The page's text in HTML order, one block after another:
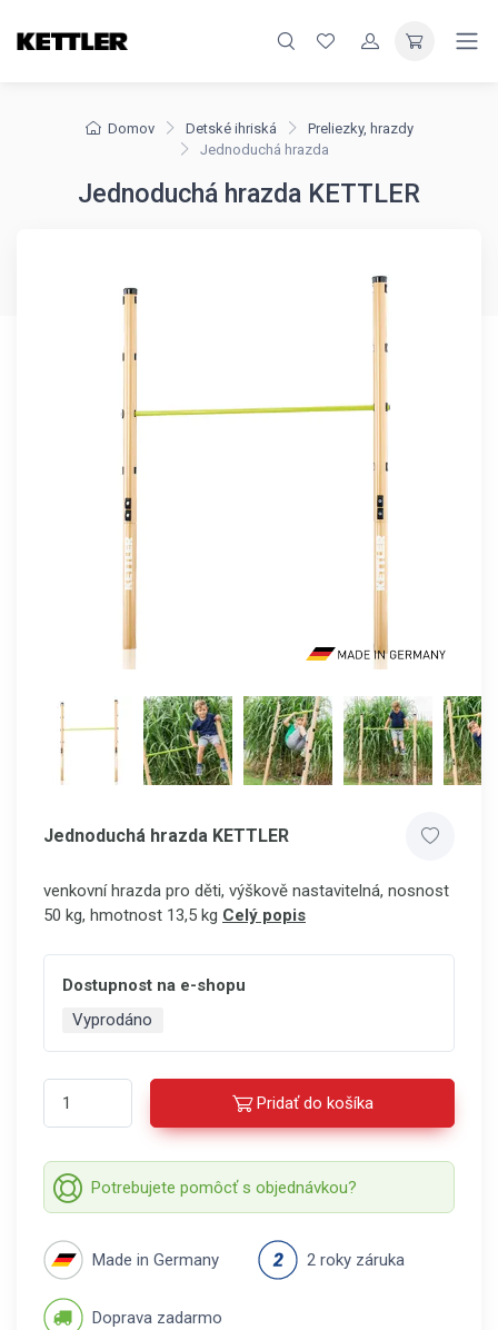
Domov Detské ihriská
Preliezky, hrazdy
Jednoduchá hrazda
Jednoduchá hrazda KETTLER
Jednoduchá hrazda KETTLER
venkovní hrazda pro děti, výškově nastavitelná, nosnost
50 kg, hmotnost 13,5 kg Celý popis
Dostupnost na e-shopu
Vyprodáno
Pridať do košíka
Potrebujete pomôcť s objednávkou?
Made in Germany 2 roky záruka
Doprava zadarmo